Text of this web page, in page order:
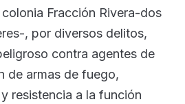
Fracción Rivera-dos
, por diversos delitos,
contra agentes de
de armas de fuego,
resistencia a la función